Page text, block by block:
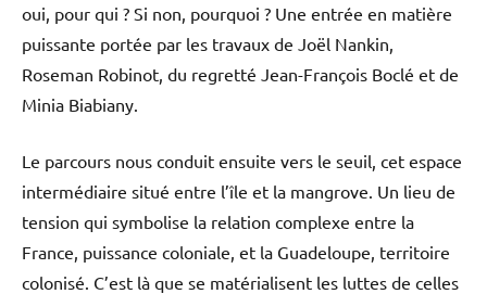
oui, pour qui ? Si non, pourquoi ? Une entrée en matière
puissante portée par les travaux de Joël Nankin,
Roseman Robinot, du regretté Jean-François Boclé et de
Minia Biabiany.
Le parcours nous conduit ensuite vers le seuil, cet espace
intermédiaire situé entre l’île et la mangrove. Un lieu de
tension qui symbolise la relation complexe entre la
France, puissance coloniale, et la Guadeloupe, territoire
colonisé. C’est là que se matérialisent les luttes de celles